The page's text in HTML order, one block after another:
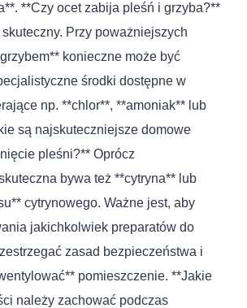
**Czy ocet zabija pleśń i grzyba?**
Przy poważniejszych
konieczne może być
środki dostępne w
np. **chlor**, **amoniak** lub
są najskuteczniejsze domowe
pleśni?** Oprócz
bywa też **cytryna** lub
cytrynowego. Ważne jest, aby
jakichkolwiek preparatów do
zasad bezpieczeństwa i
pomieszczenie. **Jakie
należy zachować podczas